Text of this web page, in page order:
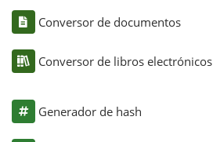
Conversor de documentos
Conversor de libros electrónicos
Generador de hash